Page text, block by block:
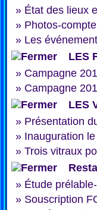
» État des lieux
» Photos-
» Les
LES
» Campagne
» Campagne
LES
» Présentation
» Inauguration
» Trois vitraux
» Étude
» Souscription